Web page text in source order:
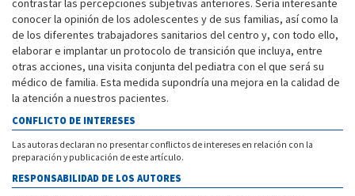
contrastar las percepciones subjetivas anteriores. Sería interesante
conocer la opinión de los adolescentes y de sus familias, así como la
de los diferentes trabajadores sanitarios del centro y, con todo ello,
elaborar e implantar un protocolo de transición que incluya, entre
otras acciones, una visita conjunta del pediatra con el que será su
médico de familia. Esta medida supondría una mejora en la calidad de
la atención a nuestros pacientes.
CONFLICTO DE INTERESES
Las autoras declaran no presentar conflictos de intereses en relación con la
preparación y publicación de este artículo.
RESPONSABILIDAD DE LOS AUTORES